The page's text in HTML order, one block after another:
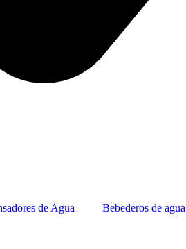
de Agua Bebederos de agua